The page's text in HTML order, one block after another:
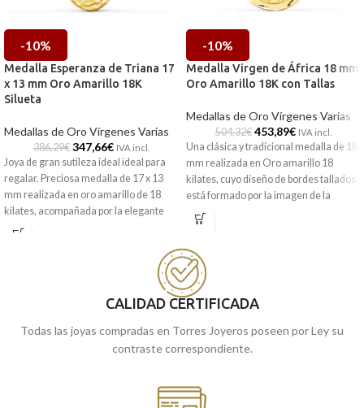
-10%
Medalla Esperanza de Triana 17
x 13 mm Oro Amarillo 18K
Silueta
Medallas de Oro Vírgenes Varias
386,29€ 347,66€ IVA incl.
Joya de gran sutileza ideal ideal para
regalar. Preciosa medalla de 17 x 13
mm realizada en oro amarillo de 18
kilates, acompañada por la elegante
silueta de la tan querida imagen de la
de joyería, que tendrás toda la vida.
tiendas de Málaga, o si lo prefieres,
enviamos a casa.
-10%
Medalla Virgen de África 18 mm
Oro Amarillo 18K con Tallas
Medallas de Oro Vírgenes Varias
504,32€ 453,89€ IVA incl.
Una clásica y tradicional medalla de 18
mm realizada en Oro amarillo 18
kilates, cuyo diseño de bordes tallados,
está formado por la imagen de la
Virgen de África a relieve.
tiendas de Málaga, o si lo prefieres,
encargarla online y te la enviamos a
casa.
CALIDAD CERTIFICADA
Todas las joyas compradas en Torres Joyeros poseen por Ley su
contraste correspondiente.